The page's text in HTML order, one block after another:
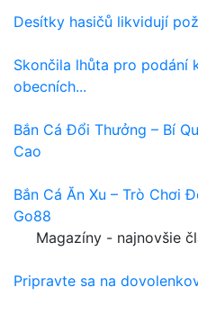
Desítky hasičů likvidují
Skončila lhůta pro podání
obecních...
Bắn Cá Đổi Thưởng – Bí
Cao
Bắn Cá Ăn Xu – Trò Chơi
Go88
Magazíny - najnovšie
Pripravte sa na